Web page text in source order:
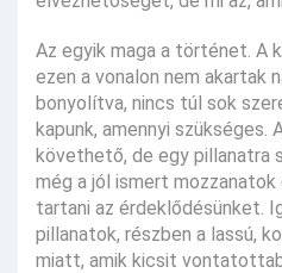
Az egyik maga a történet. A
ezen a vonalon nem akartak
bonyolítva, nincs túl sok
kapunk, amennyi szükséges.
követhető, de egy pillanatra
még a jól ismert
tartani az érdeklődésünket.
pillanatok, részben a lassú,
miatt, amik kicsit